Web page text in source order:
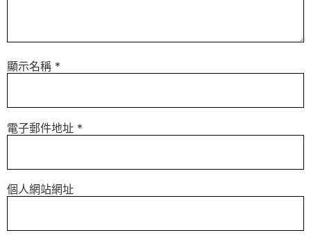
顯示名稱 *
電子郵件地址 *
個人網站網址